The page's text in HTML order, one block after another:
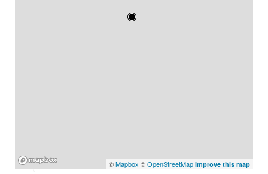
©Mapbox ©OpenStreetMap Improve this map